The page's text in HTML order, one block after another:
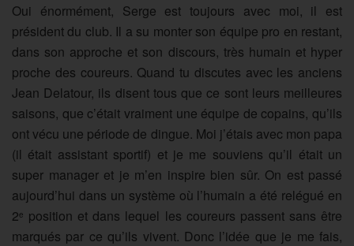
Oui énormément, Serge est toujours avec moi, il est
président du club. Il a su monter son équipe pro en restant,
dans son approche et son discours, très humain et hyper
proche des coureurs. Quand tu discutes avec les anciens
Jean Delatour, ils disent tous que ce sont leurs meilleures
saisons, que c’était vraiment une équipe de copains, qu’ils
ont vécu une période de dingue. Moi j’étais avec mon papa
(il était assistant sportif) et je me souviens qu’il était un
super manager et je m’en inspire bien sûr. On est passé
aujourd’hui dans un système où l’humain a été relégué en
2e position et dans lequel les coureurs passent sans être
marqués par ce qu’ils vivent. Donc l’idée que je me fais,